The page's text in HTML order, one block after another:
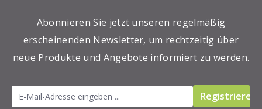
Abonnieren Sie jetzt unseren regelmäßig
erscheinenden Newsletter, um rechtzeitig über
neue Produkte und Angebote informiert zu werden.
Registrieren